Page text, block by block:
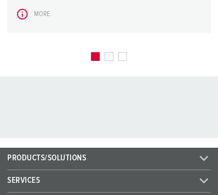
MORE
PRODUCTS/SOLUTIONS
SERVICES